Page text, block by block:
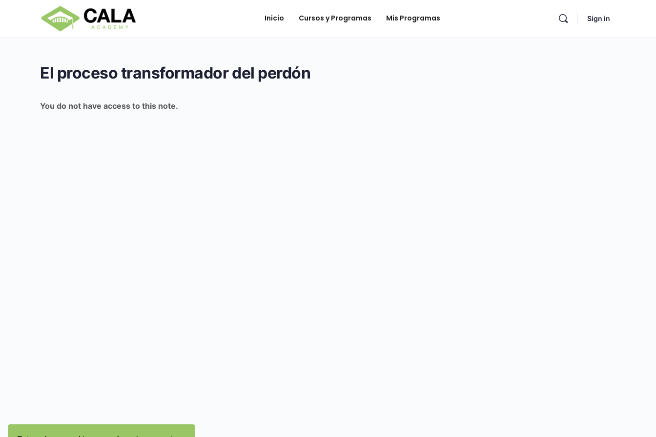
Inicio Cursos y Programas Mis Programas Sign in
El proceso transformador del perdón
You do not have access to this note.